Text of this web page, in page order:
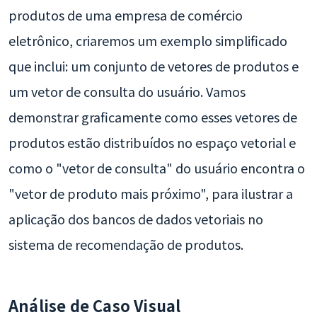
produtos de uma empresa de comércio
eletrônico, criaremos um exemplo simplificado
que inclui: um conjunto de vetores de produtos e
um vetor de consulta do usuário. Vamos
demonstrar graficamente como esses vetores de
produtos estão distribuídos no espaço vetorial e
como o "vetor de consulta" do usuário encontra o
"vetor de produto mais próximo", para ilustrar a
aplicação dos bancos de dados vetoriais no
sistema de recomendação de produtos.
Análise de Caso Visual